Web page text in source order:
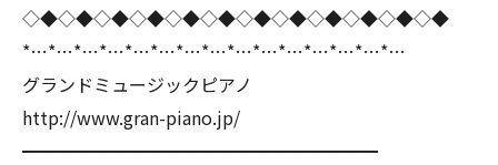
◇◆◇◆◇◆◇◆◇◆◇◆◇◆◇◆◇◆◇◆◇◆◇◆
*…*…*…*…*…*…*…*…*…*…*…*…*…*…*…
グランドミュージックピアノ
http://www.gran-piano.jp/
━━━━━━━━━━━━━━━━━━━━